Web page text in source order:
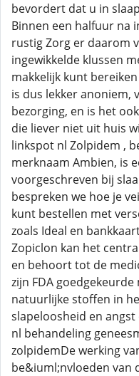
bevordert dat u in
Binnen een halfuur na
rustig Zorg er daarom
ingewikkelde klussen
makkelijk kunt
is dus lekker anoniem,
bezorging, en is het
die liever niet uit huis
linkspot nl Zolpidem ,
merknaam Ambien, is
voorgeschreven bij
bespreken we hoe je
kunt bestellen met
zoals Ideal en
Zopiclon kan het
en behoort tot de
zijn FDA
natuurlijke stoffen in
slapeloosheid en
nl behandeling
zolpidemDe werking
be&iuml;nvloeden